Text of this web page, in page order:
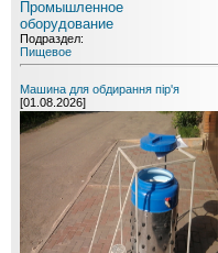
Промышленное
оборудование
Подраздел:
Пищевое
Машина для обдирання пір'я
[01.08.2026]